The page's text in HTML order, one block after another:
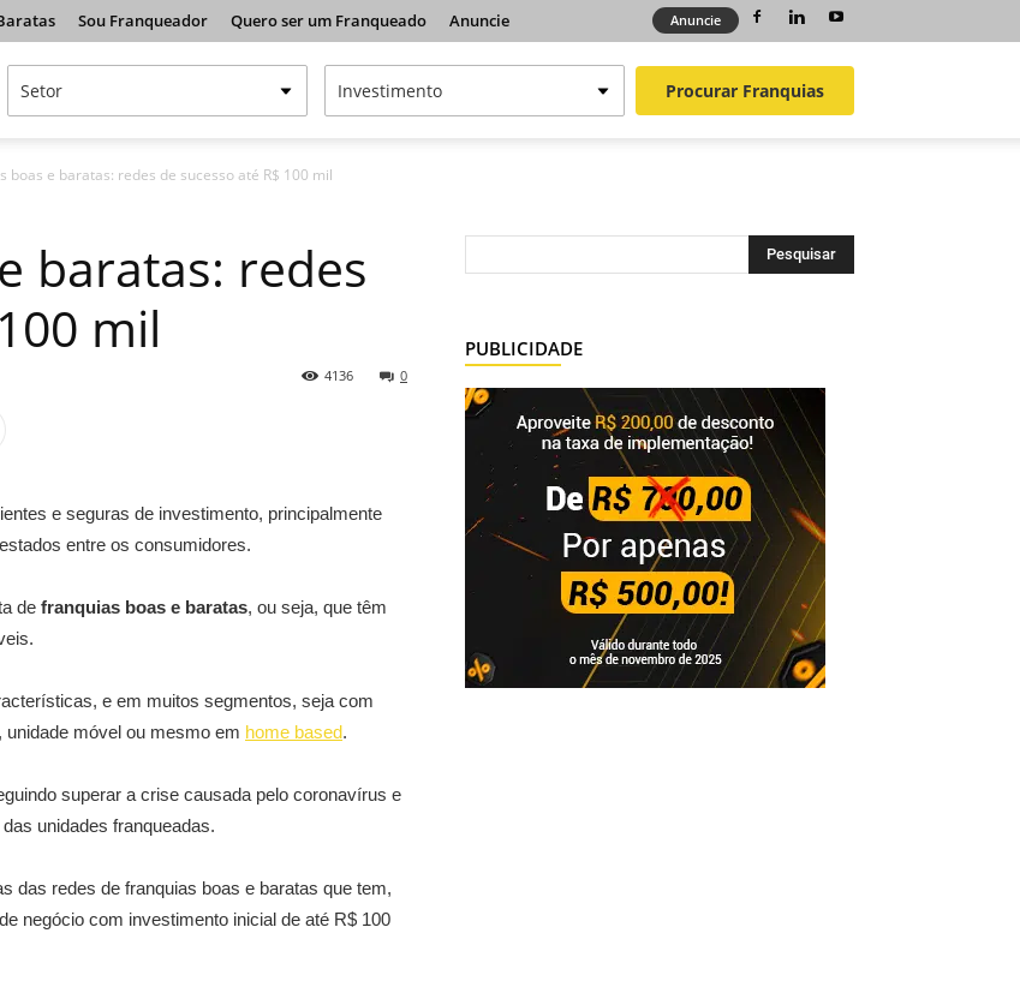
Sou Franqueador Quero ser um Franqueado Anuncie Anuncie
Procurar Franquias
boas e baratas: redes de sucesso até R$ 100 mil
baratas: redes
mil
0
4136
e seguras de investimento, principalmente
entre os consumidores.
de franquias boas e baratas, ou seja, que têm
e em muitos segmentos, seja com
móvel ou mesmo em home based.
superar a crise causada pelo coronavírus e
unidades franqueadas.
das redes de franquias boas e baratas que tem,
negócio com investimento inicial de até R$ 100
PUBLICIDADE